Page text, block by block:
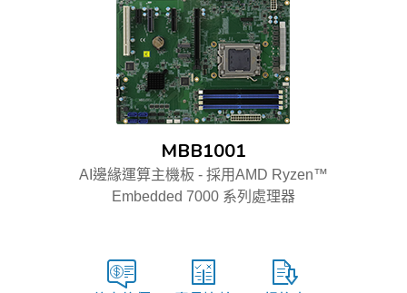
MBB1001
AI邊緣運算主機板 - 採用AMD Ryzen™
Embedded 7000 系列處理器